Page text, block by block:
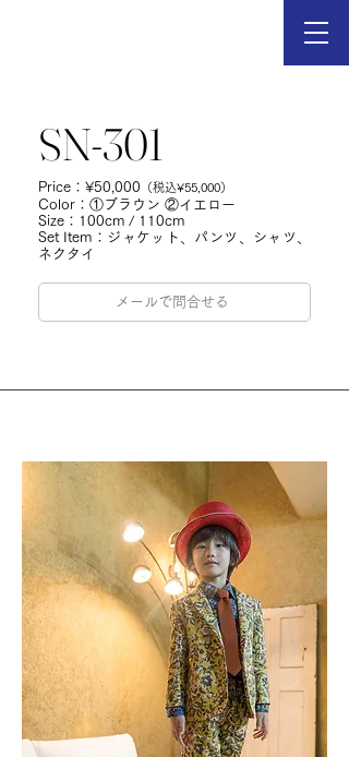
SN-301
Price： ¥50,000 （税込¥55,000）
Color：①ブラウン ②イエロー
Size：100cm / 110cm
Set Item：ジャケット、パンツ、シャツ、
ネクタイ
メールで問合せる